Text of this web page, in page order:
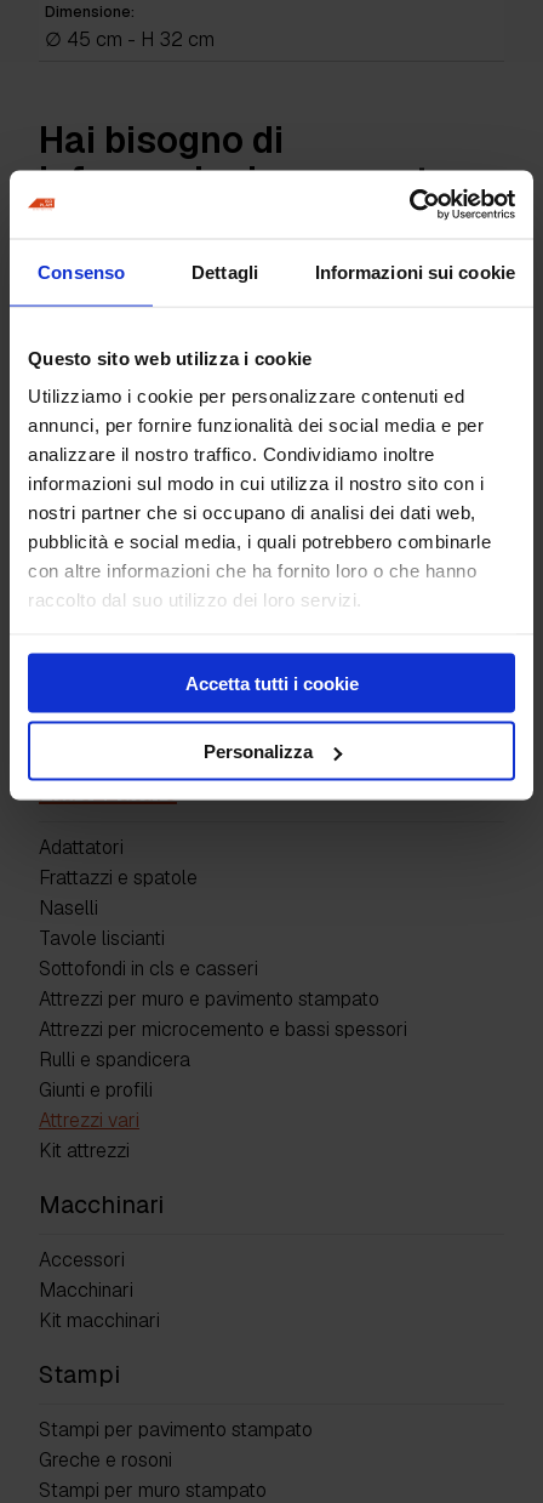
Consenso Dettagli Informazioni sui cookie
Questo sito web utilizza i cookie
Utilizziamo i cookie per personalizzare contenuti ed
annunci, per fornire funzionalità dei social media e per
analizzare il nostro traffico. Condividiamo inoltre
informazioni sul modo in cui utilizza il nostro sito con i
nostri partner che si occupano di analisi dei dati web,
pubblicità e social media, i quali potrebbero combinarle
con altre informazioni che ha fornito loro o che hanno
raccolto dal suo utilizzo dei loro servizi.
Accetta tutti i cookie
Personalizza
Dimensione:
∅ 45 cm - H 32 cm
Scopa per pavimenti pettinati
Secchio per panni in microfibra
Prodotti
Pavimenti industriali
Superfici Decorative
Detergenti e altro
Attrezzature
Adattatori
Frattazzi e spatole
Naselli
Tavole liscianti
Sottofondi in cls e casseri
Attrezzi per muro e pavimento stampato
Attrezzi per microcemento e bassi spessori
Rulli e spandicera
Giunti e profili
Attrezzi vari
Kit attrezzi
Macchinari
Accessori
Macchinari
Kit macchinari
Stampi
Stampi per pavimento stampato
Greche e rosoni
Stampi per muro stampato
Hai bisogno di
informazioni per questo
prodotto?